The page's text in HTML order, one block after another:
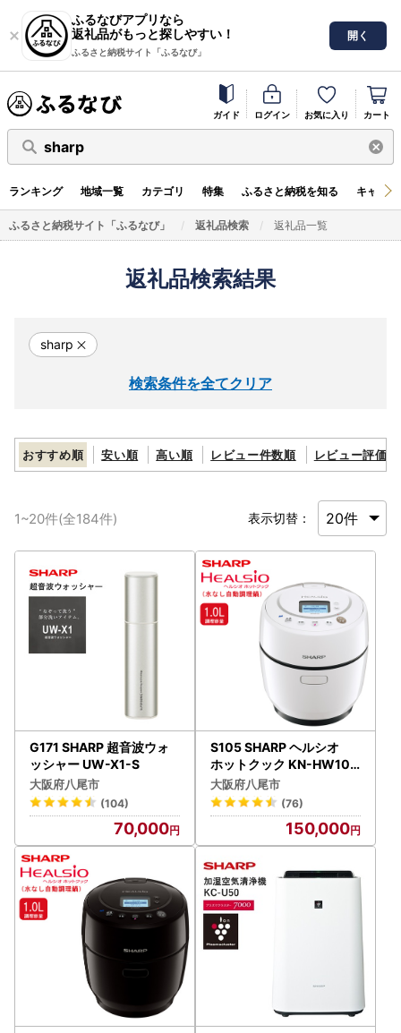
ふるなびアプリなら
返礼品がもっと探しやすい！
ふるさと納税サイト「ふるなび」
開く
ガイド ログイン お気に入り カート
sharp
ランキング 地域一覧 カテゴリ 特集 ふるさと納税を知る キャン
ふるさと納税サイト「ふるなび」 返礼品検索 返礼品一覧
返礼品検索結果
sharp
検索条件を全てクリア
おすすめ順 安い順 高い順 レビュー件数順 レビュー評価順
1~20件(全184件) 表示切替：
G171 SHARP 超音波ウォ
ッシャー UW-X1-S
大阪府八尾市
(104)
70,000
S105 SHARP ヘルシオ
ホットクック KN-HW10G
-W(ホワイト系）
大阪府八尾市
(76)
150,000